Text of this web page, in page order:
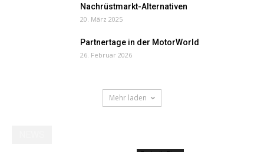
Nachrüstmarkt-Alternativen
20. März 2025
Partnertage in der MotorWorld
26. Februar 2026
Mehr laden